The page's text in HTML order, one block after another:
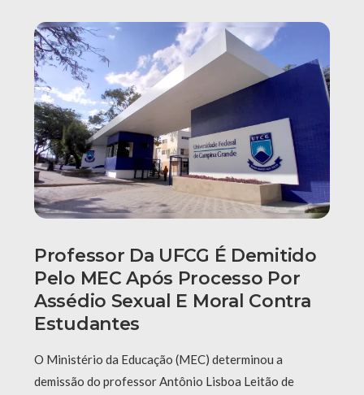
Professor Da UFCG É Demitido
Pelo MEC Após Processo Por
Assédio Sexual E Moral Contra
Estudantes
O Ministério da Educação (MEC) determinou a
demissão do professor Antônio Lisboa Leitão de